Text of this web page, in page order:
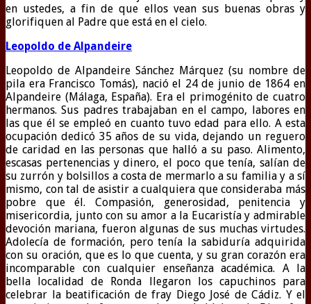
en ustedes, a fin de que ellos vean sus buenas obras y
glorifiquen al Padre que está en el cielo.
Leopoldo de Alpandeire
Leopoldo de Alpandeire Sánchez Márquez (su nombre de
pila era Francisco Tomás), nació el 24 de junio de 1864 en
Alpandeire (Málaga, España). Era el primogénito de cuatro
hermanos. Sus padres trabajaban en el campo, labores en
las que él se empleó en cuanto tuvo edad para ello. A esta
ocupación dedicó 35 años de su vida, dejando un reguero
de caridad en las personas que halló a su paso. Alimento,
escasas pertenencias y dinero, el poco que tenía, salían de
su zurrón y bolsillos a costa de mermarlo a su familia y a sí
mismo, con tal de asistir a cualquiera que consideraba más
pobre que él. Compasión, generosidad, penitencia y
misericordia, junto con su amor a la Eucaristía y admirable
devoción mariana, fueron algunas de sus muchas virtudes.
Adolecía de formación, pero tenía la sabiduría adquirida
con su oración, que es lo que cuenta, y su gran corazón era
incomparable con cualquier enseñanza académica. A la
bella localidad de Ronda llegaron los capuchinos para
celebrar la beatificación de fray Diego José de Cádiz. Y el